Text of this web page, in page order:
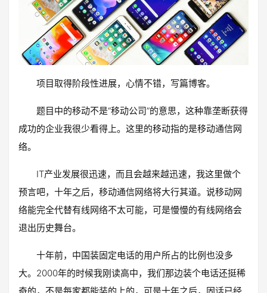
项目取得阶段性进展，心情不错，写篇博客。
题目中的移动不是“移动公司”的意思，这种靠垄断获得
成功的企业我很少看得上。这里的移动指的是移动通信网
络。
IT产业发展很迅速，而且会越来越迅速，我这里做个
预言吧，十年之后，移动通信网络将大行其道。说移动网
络能完全代替有线网络不太可能，可是慢慢的有线网络会
退出历史舞台。
十年前，中国装固定电话的用户所占的比例也没多
大。2000年的时候我刚读高中，我们那边装个电话还挺稀